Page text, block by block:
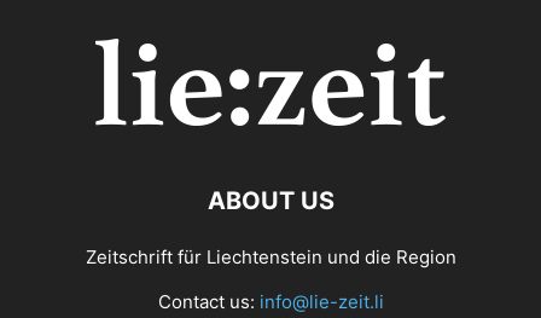
ABOUT US
Zeitschrift für Liechtenstein und die Region
Contact us: info@lie-zeit.li